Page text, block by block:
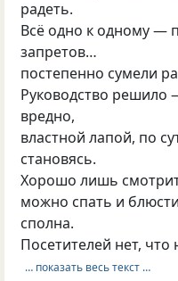
радеть.
Всё одно к одному —
запретов…
постепенно сумели
Руководство решило
вредно,
властной лапой, по
становясь.
Хорошо лишь
можно спать и
сполна.
Посетителей нет, что
… показать весь текст …